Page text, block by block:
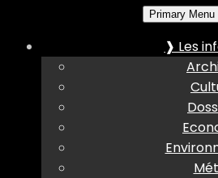
Primary Menu
❱ Les